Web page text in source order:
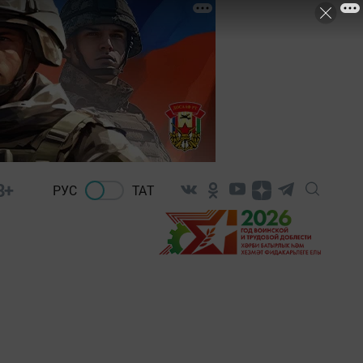
РУС ТАТ